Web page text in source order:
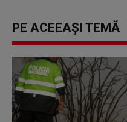
PE ACEEAȘI TEMĂ